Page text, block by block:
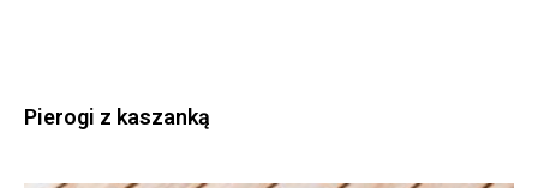
Pierogi z kaszanką